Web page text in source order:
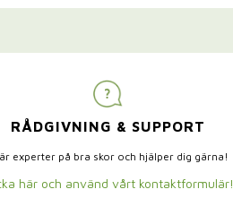
RÅDGIVNING & SUPPORT
experter på bra skor och hjälper dig gärna!
här och använd vårt kontaktformulär!